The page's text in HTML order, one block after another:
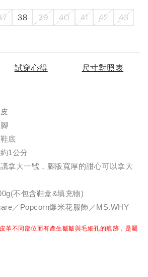
38 39 40 41 42
43
試穿心得 尺寸對照表
底
1公分
拿大一號，腳版寬厚的甜心可以拿大
不包含鞋盒&填充物)
／Popcorn爆米花服飾／MS.WHY
革不同部位而有產生皺皺與毛細孔的痕跡，是屬